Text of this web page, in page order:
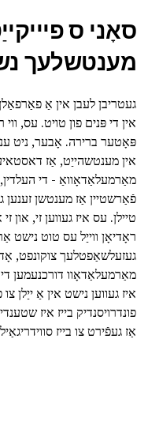
סאָני ס
מענטשלעך
געטריבן לעבן אין אַ
אין די פּנים פון טויט. עס,
פּאָטער ברירה. אָבער, ניט
אין מענטשהייַט, אַז
מאַרמעלאַדאָוואַ - די
פֿאַרשטיין אַז מענטשן זענען
טיילן. עס איז געווען זי, און
ראָדיאָן ווייַל עס טוט נישט
געזעלשאַפטלעך צוקונפט,
מאַרמעלאַדאָוו דורכנעמען
איז געווען נישט אין אַ ייַלן
פונדרויסנדיק בייז איז
אַז געפֿירט צו בייז